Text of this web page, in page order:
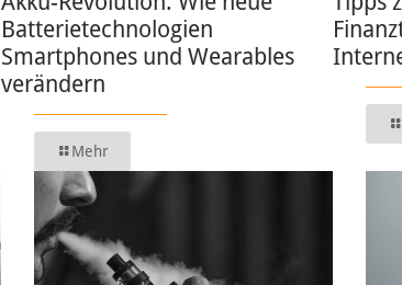
Batterietechnologien
Smartphones und Wearables
verändern
Mehr